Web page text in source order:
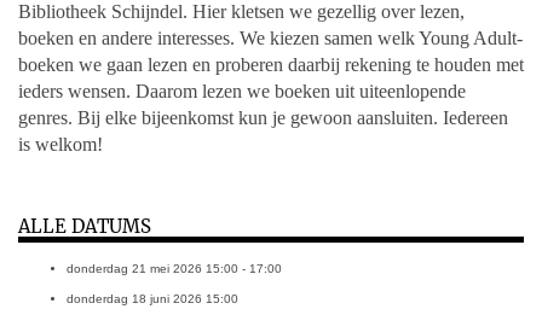
Bibliotheek Schijndel. Hier kletsen we gezellig over lezen,
boeken en andere interesses. We kiezen samen welk Young Adult-
boeken we gaan lezen en proberen daarbij rekening te houden met
ieders wensen. Daarom lezen we boeken uit uiteenlopende
genres. Bij elke bijeenkomst kun je gewoon aansluiten. Iedereen
is welkom!
ALLE DATUMS
donderdag 21 mei 2026 15:00 - 17:00
donderdag 18 juni 2026 15:00